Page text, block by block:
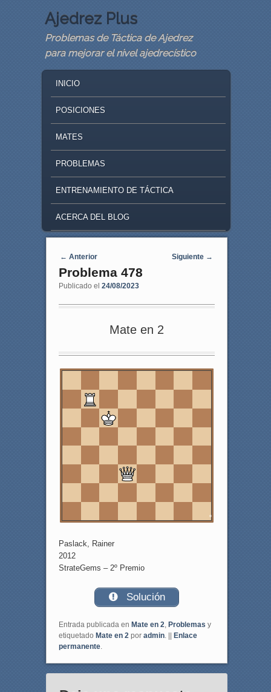
Ajedrez Plus
Problemas de Táctica de Ajedrez
para mejorar el nivel ajedrecístico
SKIP TO PRIMARY CONTENT
SKIP TO SECONDARY CONTENT
INICIO
POSICIONES
MATES
PROBLEMAS
ENTRENAMIENTO DE TÁCTICA
ACERCA DEL BLOG
Navegaci�n de entradas
← Anterior Siguiente →
Problema 478
Publicado el 24/08/2023
Mate en 2
Paslack, Rainer
2012
StrateGems – 2º Premio
Solución
Entrada publicada en Mate en 2, Problemas y
etiquetado Mate en 2por admin. ||
Enlace
permanente.